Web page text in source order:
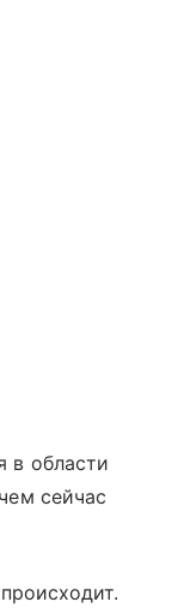
в области
сейчас